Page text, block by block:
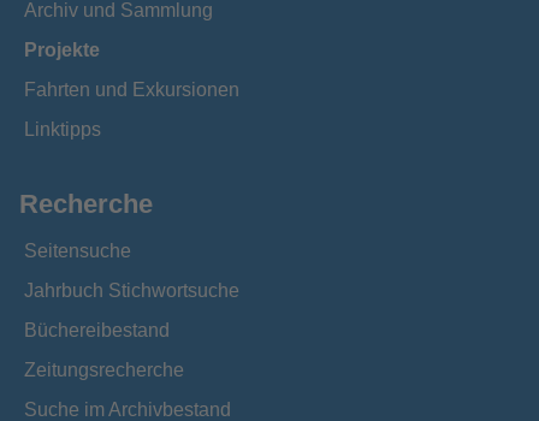
Archiv und Sammlung
Projekte
Fahrten und Exkursionen
Linktipps
Recherche
Seitensuche
Jahrbuch Stichwortsuche
Büchereibestand
Zeitungsrecherche
Suche im Archivbestand